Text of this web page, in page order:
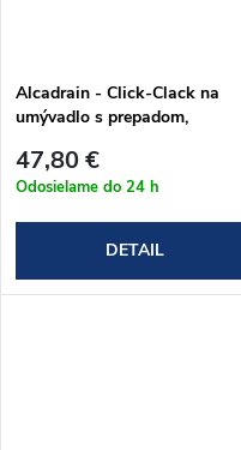
Alcadrain - Click-Clack na
umývadlo s prepadom,
prevedení (A392BLACK)
47,80 €
Odosielame do 24 h
DETAIL